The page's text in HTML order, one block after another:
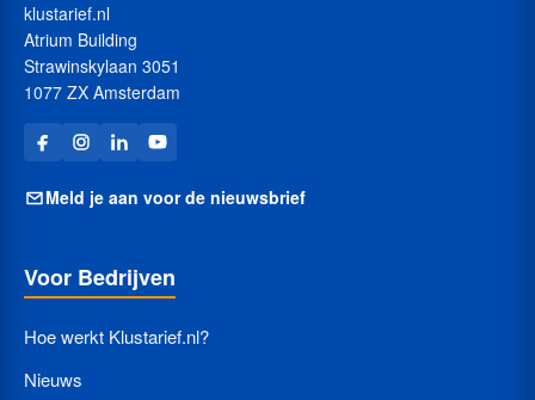
klustarief.nl
Atrium Building
Strawinskylaan 3051
1077 ZX Amsterdam
Meld je aan voor de nieuwsbrief
Voor Bedrijven
Hoe werkt Klustarief.nl?
Nieuws